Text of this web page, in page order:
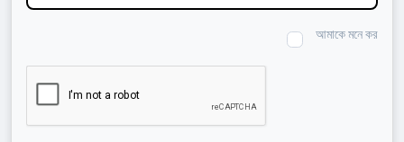
আমাকে মনে কর